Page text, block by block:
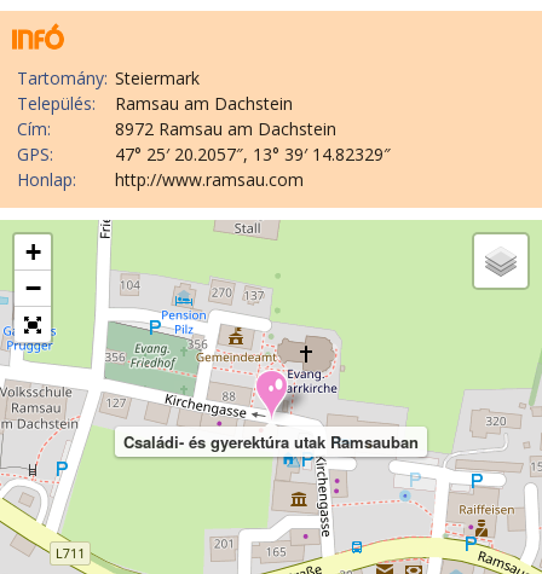
Tartomány: Steiermark
Település:
Ramsau am Dachstein
Cím:
8972 Ramsau am Dachstein
GPS:
47° 25′ 20.2057″, 13° 39′ 14.82329″
Honlap:
http://www.ramsau.com
Családi- és gyerektúra utak Ramsauban
+
−